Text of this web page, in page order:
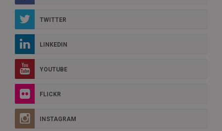
TWITTER
LINKEDIN
YOUTUBE
FLICKR
INSTAGRAM